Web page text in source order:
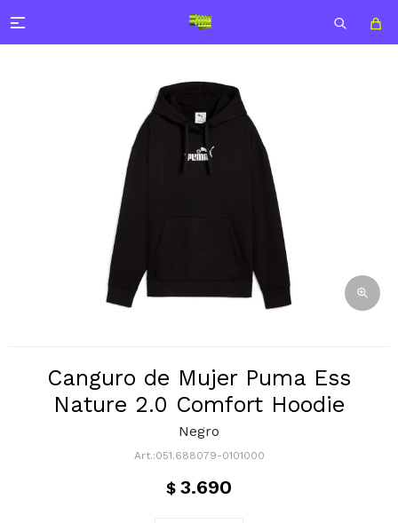

Canguro de Mujer Puma Ess
Nature 2.0 Comfort Hoodie
Negro
051.688079-0101000
$ 3.690